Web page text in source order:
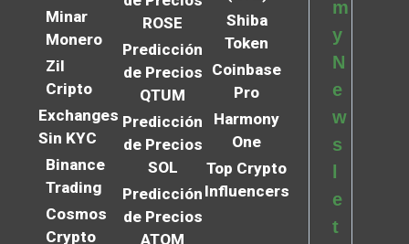
Minar
Monero
Zil
Cripto
Exchanges
Sin KYC
Binance
Trading
Cosmos
Crypto
ROSE
Predicción
de Precios
QTUM
Predicción
de Precios
SOL
Predicción
de Precios
ATOM
Shiba
Token
Coinbase
Pro
Harmony
One
Top Crypto
Influencers
m
y
N
e
w
s
e
t